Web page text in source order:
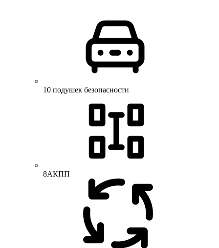
10 подушек безопасности
8АКПП